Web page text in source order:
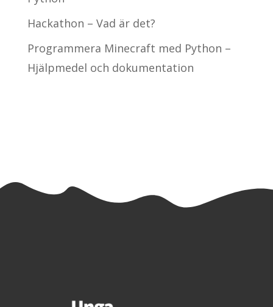
Hackathon – Vad är det?
Programmera Minecraft med Python –
Hjälpmedel och dokumentation